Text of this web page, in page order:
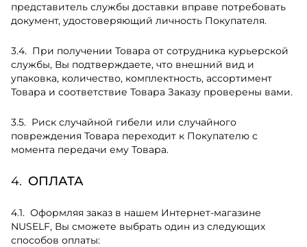
представитель службы доставки вправе потребовать
документ, удостоверяющий личность Покупателя.
При получении Товара от сотрудника курьерской
службы, Вы подтверждаете, что внешний вид и
упаковка, количество, комплектность, ассортимент
Товара и соответствие Товара Заказу проверены вами.
Риск случайной гибели или случайного
повреждения Товара переходит к Покупателю с
момента передачи ему Товара.
ОПЛАТА
Оформляя заказ в нашем Интернет-магазине
NUSELF, Вы сможете выбрать один из следующих
способов оплаты: